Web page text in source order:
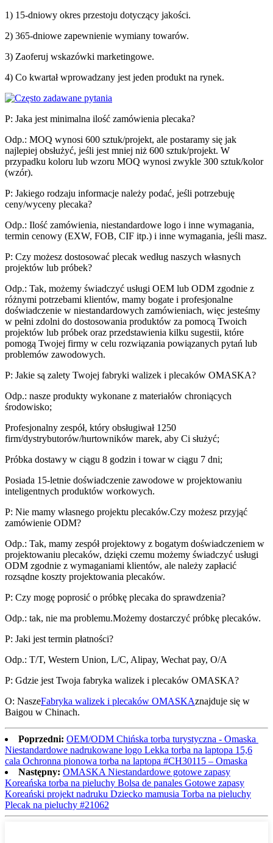
1) 15-dniowy okres przestoju dotyczący jakości.
2) 365-dniowe zapewnienie wymiany towarów.
3) Zaoferuj wskazówki marketingowe.
4) Co kwartał wprowadzany jest jeden produkt na rynek.
P: Jaka jest minimalna ilość zamówienia plecaka?
Odp.: MOQ wynosi 600 sztuk/projekt, ale postaramy się jak
najlepiej obsłużyć, jeśli jest mniej niż 600 sztuk/projekt. W
przypadku koloru lub wzoru MOQ wynosi zwykle 300 sztuk/kolor
(wzór).
P: Jakiego rodzaju informacje należy podać, jeśli potrzebuję
ceny/wyceny plecaka?
Odp.: Ilość zamówienia, niestandardowe logo i inne wymagania,
termin cenowy (EXW, FOB, CIF itp.) i inne wymagania, jeśli masz.
P: Czy możesz dostosować plecak według naszych własnych
projektów lub próbek?
Odp.: Tak, możemy świadczyć usługi OEM lub ODM zgodnie z
różnymi potrzebami klientów, mamy bogate i profesjonalne
doświadczenie w niestandardowych zamówieniach, więc jesteśmy
w pełni zdolni do dostosowania produktów za pomocą Twoich
projektów lub próbek oraz przedstawienia kilku sugestii, które
pomogą Twojej firmy w celu rozwiązania powiązanych pytań lub
problemów zawodowych.
P: Jakie są zalety Twojej fabryki walizek i plecaków OMASKA?
Odp.: nasze produkty wykonane z materiałów chroniących
środowisko;
Profesjonalny zespół, który obsługiwał 1250
firm/dystrybutorów/hurtowników marek, aby Ci służyć;
Próbka dostawy w ciągu 8 godzin i towar w ciągu 7 dni;
Posiada 15-letnie doświadczenie zawodowe w projektowaniu
inteligentnych produktów workowych.
P: Nie mamy własnego projektu plecaków.Czy możesz przyjąć
zamówienie ODM?
Odp.: Tak, mamy zespół projektowy z bogatym doświadczeniem w
projektowaniu plecaków, dzięki czemu możemy świadczyć usługi
ODM zgodnie z wymaganiami klientów, ale należy zapłacić
rozsądne koszty projektowania plecaków.
P: Czy mogę poprosić o próbkę plecaka do sprawdzenia?
Odp.: tak, nie ma problemu.Możemy dostarczyć próbkę plecaków.
P: Jaki jest termin płatności?
Odp.: T/T, Western Union, L/C, Alipay, Wechat pay, O/A
P: Gdzie jest Twoja fabryka walizek i plecaków OMASKA?
O: NaszeFabryka walizek i plecaków OMASKAznajduje się w
Baigou w Chinach.
Poprzedni: OEM/ODM Chińska torba turystyczna - Omaska ​​
Niestandardowe nadrukowane logo Lekka torba na laptopa 15,6
cala Ochronna pionowa torba na laptopa #CH30115 – Omaska
Następny: OMASKA Niestandardowe gotowe zapasy
Koreańska torba na pieluchy Bolsa de panales Gotowe zapasy
Koreański projekt nadruku Dziecko mamusia Torba na pieluchy
Plecak na pieluchy #21062